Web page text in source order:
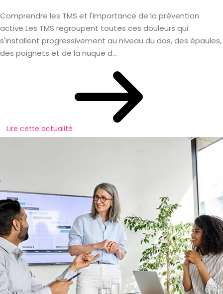
Comprendre les TMS et l'importance de la prévention
active Les TMS regroupent toutes ces douleurs qui
s'installent progressivement au niveau du dos, des épaules,
des poignets et de la nuque d...
Lire cette actualité